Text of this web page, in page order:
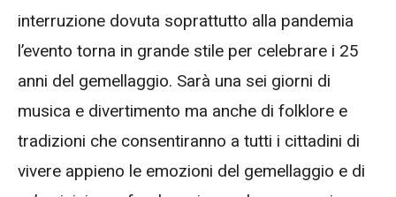
interruzione dovuta soprattutto alla pandemia
l’evento torna in grande stile per celebrare i 25
anni del gemellaggio. Sarà una sei giorni di
musica e divertimento ma anche di folklore e
tradizioni che consentiranno a tutti i cittadini di
vivere appieno le emozioni del gemellaggio e di